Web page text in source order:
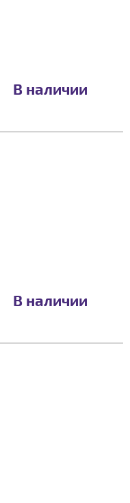
В наличии
В наличии